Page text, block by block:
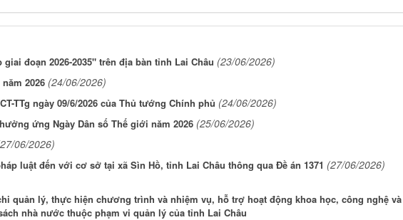
đoạn 2026-2035" trên địa bàn tỉnh Lai Châu (23/06/2026)
2026 (24/06/2026)
TTg ngày 09/6/2026 của Thủ tướng Chính phủ (24/06/2026)
ứng Ngày Dân số Thế giới năm 2026 (25/06/2026)
06/2026)
luật đến với cơ sở tại xã Sìn Hồ, tỉnh Lai Châu thông qua Đề án 1371 (27/06/2026)
quản lý, thực hiện chương trình và nhiệm vụ, hỗ trợ hoạt động khoa học, công nghệ và
nhà nước thuộc phạm vi quản lý của tỉnh Lai Châu